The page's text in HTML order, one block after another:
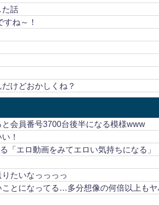
た話
ね～！
けどおかしくね？
会員番号3700台後半になる模様www
！
「エロ動画をみてエロい気持ちになる」
たいなっっっっ
ことになってる…多分想像の何倍以上も